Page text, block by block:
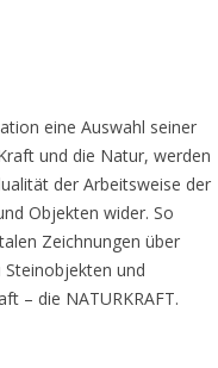
eine Auswahl seiner
und die Natur, werden
der Arbeitsweise der
Objekten wider. So
Zeichnungen über
und
– die NATURKRAFT.